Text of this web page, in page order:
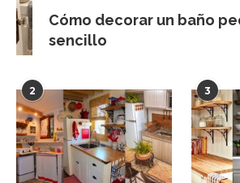
Cómo decorar un baño
sencillo
2 3